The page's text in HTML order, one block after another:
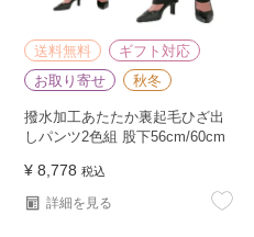
送料無料
ギフト対応
お取り寄せ
秋冬
撥水加工あたたか裏起毛ひざ出
しパンツ2色組 股下56cm/60cm
¥ 8,778 税込
詳細を見る